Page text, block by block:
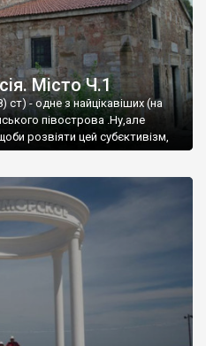
Місто Ч.1
- одне з найцікавіших (на
півострова .Ну,але
розвіяти цей субєктивізм,